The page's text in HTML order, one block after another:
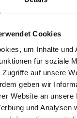
Cookies
um Inhalte und
für soziale
auf unsere
geben wir
Website an unsere
und Analysen